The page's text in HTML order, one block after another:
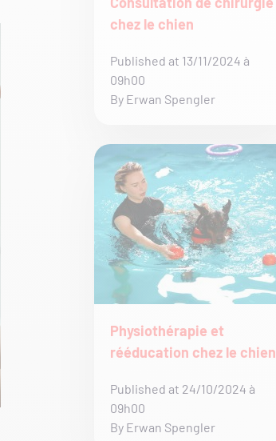
chez le chien
Published at 13/11/2024 à
09h00
By Erwan Spengler
Physiothérapie et
rééducation chez le chien
Published at 24/10/2024 à
09h00
By Erwan Spengler